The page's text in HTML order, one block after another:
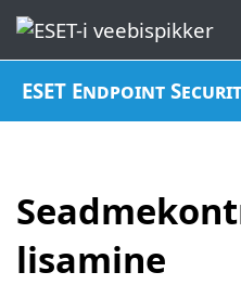
ESET Endpoint
lisamine